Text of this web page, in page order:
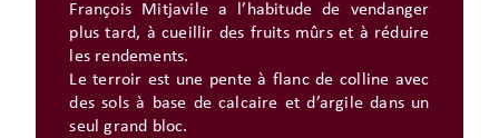
François Mitjavile a l’habitude de vendanger
plus tard, à cueillir des fruits mûrs et à réduire
les rendements.
Le terroir est une pente à flanc de colline avec
des sols à base de calcaire et d’argile dans un
seul grand bloc.